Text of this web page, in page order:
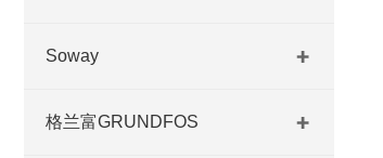
Soway
格兰富GRUNDFOS